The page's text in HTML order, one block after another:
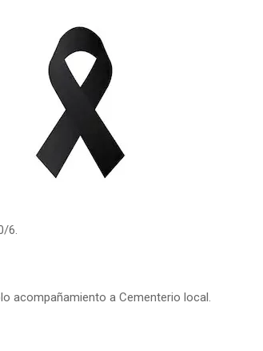
6.
acompañamiento a Cementerio local.